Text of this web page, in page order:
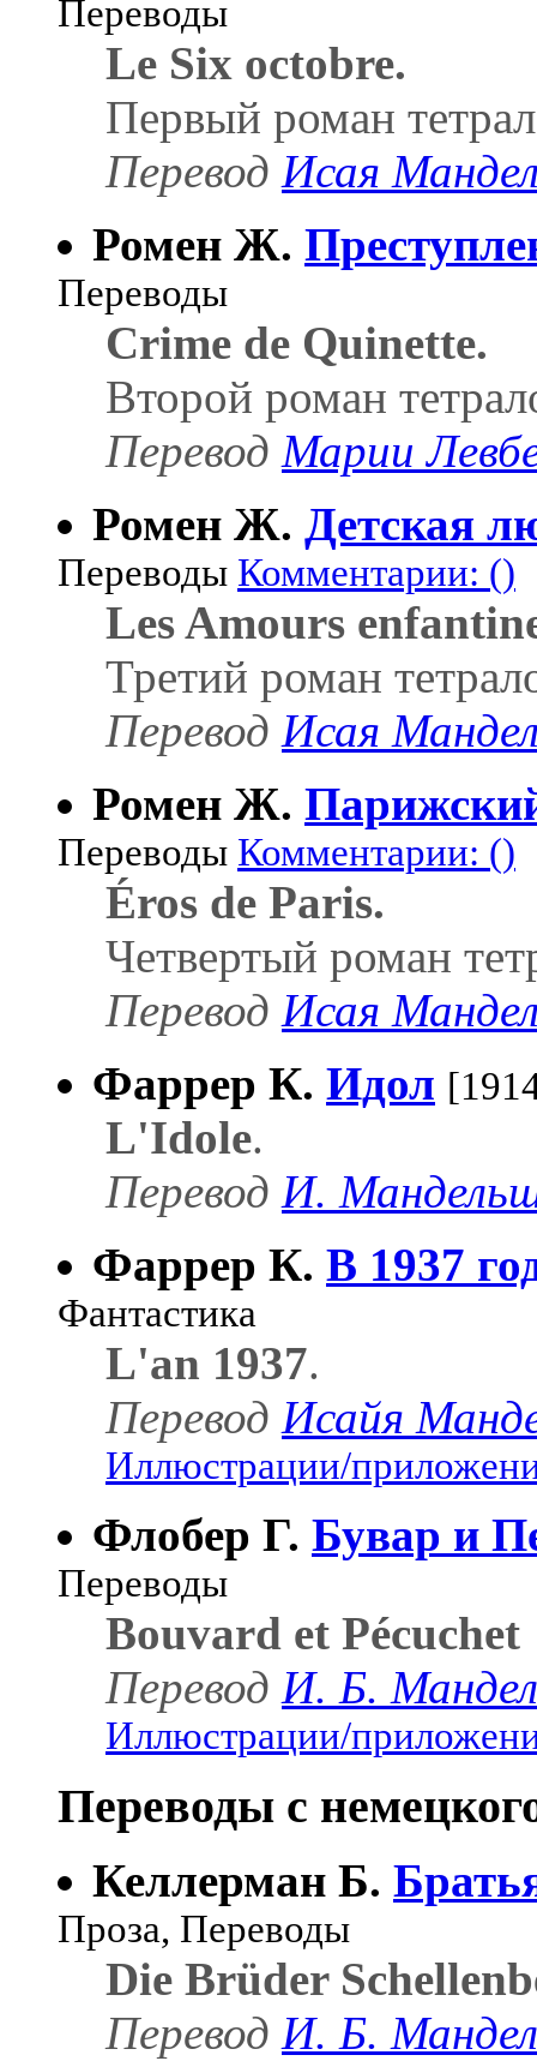
Переводы
Le Six octobre.
Первый роман
Перевод Исая
Ромен Ж.
Переводы
Crime de Quinette.
Второй роман
Перевод Марии
Ромен Ж. Детская
Переводы Комментарии: ()
Les Amours
Третий роман
Перевод Исая
Ромен Ж.
Переводы Комментарии: ()
Éros de Paris.
Четвертый роман
Перевод Исая
Фаррер К. Идол
L'Idole.
Перевод И.
Фаррер К. В 1937
Фантастика
L'an 1937.
Перевод Исайя
Иллюстрации/
Флобер Г. Бувар и
Переводы
Bouvard et Pécuchet
Перевод И. Б.
Иллюстрации/
Переводы с
Келлерман Б.
Проза, Переводы
Die Brüder
Перевод И. Б.